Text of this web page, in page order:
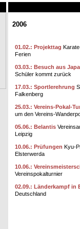
2006
01.02.: Projekttag
Ferien
03.03.: Besuch aus
Schüler kommt zurück
17.03.: Sportlerehrung
Falkenberg
25.03.: Vereins-Pokal-
um den Vereins-
05.06.: Belantis
Leipzig
10.06.: Prüfungen Kyu-
Elsterwerda
10.06.:
Vereinspokalturnier
02.09.: Länderkampf in
Deutschland